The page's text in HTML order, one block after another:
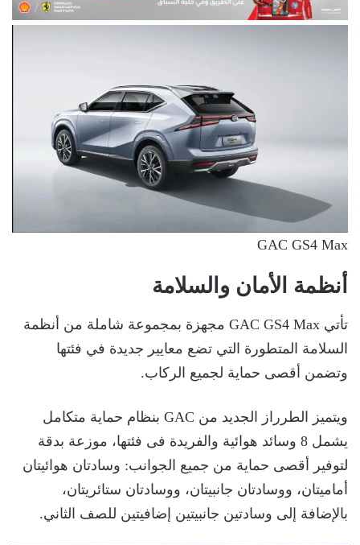
GAC GS4 Max
أنظمة الأمان والسلامة
تأتي GAC GS4 Max مجهزة بمجموعة شاملة من أنظمة
السلامة المتطورة التي تضع معايير جديدة في فئتها
وتضمن أقصى حماية لجميع الركاب.
ويتميز الطرراز الجديد من GAC بنظام حماية متكامل
يشمل 8 وسائد هوائية والفريدة فى فئتها، موزعة بدقة
لتوفير أقصى حماية من جميع الجوانب: وسادتان هوائيتان
أماميتان، ووسادتان جانبيتان، ووسادتان ستائريتان،
بالإضافة إلى وسادتين جانبيتين إضافيتين للصف الثاني.